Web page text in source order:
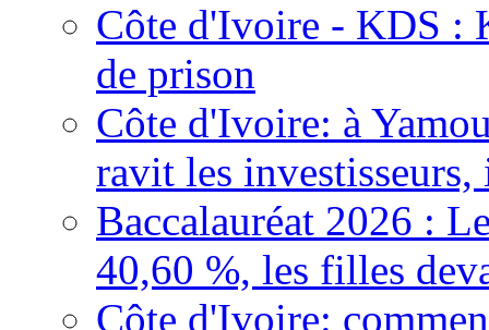
Côte d'Ivoire - KDS :
de prison
Côte d'Ivoire: à
ravit les
Baccalauréat 2026 :
40,60 %, les filles
Côte d'Ivoire: